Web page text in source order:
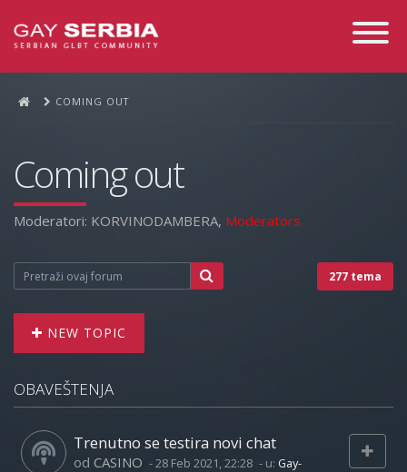
Toggle
COMING OUT
Coming out
Moderatori: KORVINODAMBERA, Moderators
277 tema
NEW TOPIC
OBAVEŠTENJA
Trenutno se testira novi chat
od CASINO -28 Feb 2021, 22:28 - u: Gay-